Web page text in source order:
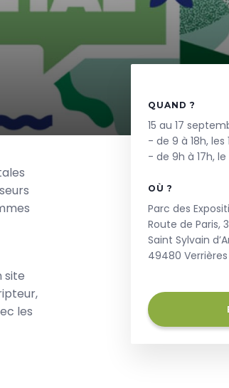
site
les
QUAND ?
15 au 17
- de 9 à 18h, les
- de 9h à 17h, le
OÙ ?
Parc des
Route de Paris,
Saint Sylvain
49480